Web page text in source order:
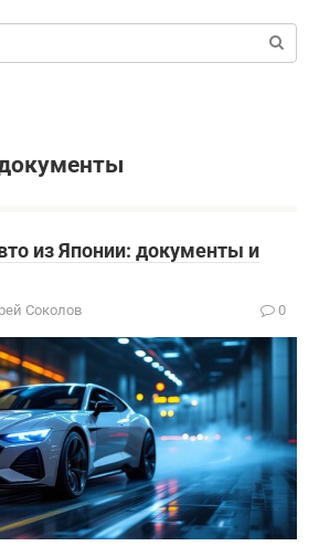
из Японии: документы и
Соколов 0